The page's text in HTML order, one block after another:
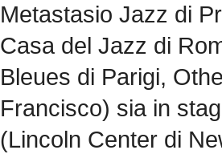
Metastasio Jazz di
Casa del Jazz di
Bleues di Parigi,
Francisco) sia in
(Lincoln Center di